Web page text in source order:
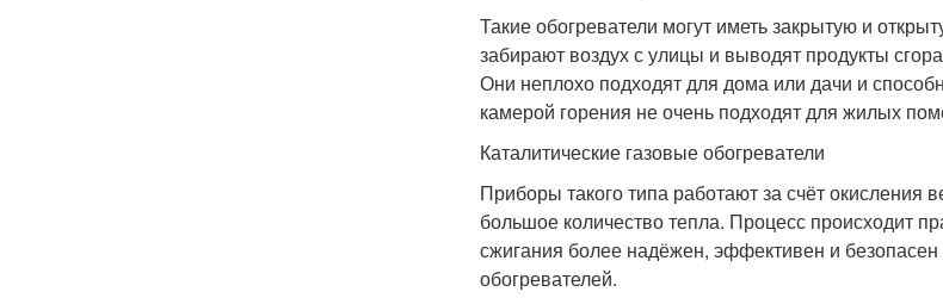
Такие обогреватели могут иметь закрытую и
забирают воздух с улицы и выводят продукты
Они неплохо подходят для дома или дачи и
камерой горения не очень подходят для жилых
Каталитические газовые обогреватели
Приборы такого типа работают за счёт окисления
большое количество тепла. Процесс происходит
сжигания более надёжен, эффективен и
обогревателей.